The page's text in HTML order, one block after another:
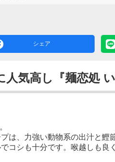
シェア
気高し『麺恋処 い
は、力強い動物系の出汁と鰹
コシも十分です。喉越しも良